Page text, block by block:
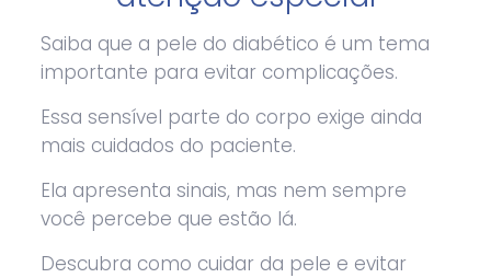
Saiba que a pele do diabético é um tema
importante para evitar complicações.
Essa sensível parte do corpo exige ainda
mais cuidados do paciente.
Ela apresenta sinais, mas nem sempre
você percebe que estão lá.
Descubra como cuidar da pele e evitar